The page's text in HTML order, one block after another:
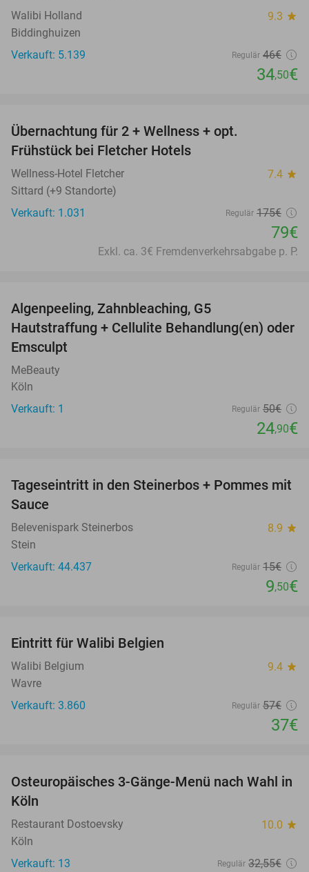
Walibi Holland 9.3 star
Biddinghuizen
Verkauft: 5.139
Regulär 46€
34,50€
Übernachtung für 2 + Wellness + opt.
Frühstück bei Fletcher Hotels
Wellness-Hotel Fletcher 7.4 star
Sittard (+9 Standorte)
Verkauft: 1.031
Regulär 175€
79€
Exkl. ca. 3€ Fremdenverkehrsabgabe p. P.
Algenpeeling, Zahnbleaching, G5
Hautstraffung + Cellulite Behandlung(en) oder
Emsculpt
MeBeauty
Köln
Verkauft: 1
Regulär 50€
24,90€
37%
Tageseintritt in den Steinerbos + Pommes mit
Sauce
Belevenispark Steinerbos 8.9 star
Stein
Verkauft: 44.437
Regulär 15€
9,50€
Eintritt für Walibi Belgien
Walibi Belgium 9.4 star
Wavre
Verkauft: 3.860
Regulär 57€
37€
42%
Osteuropäisches 3-Gänge-Menü nach Wahl in
Köln
Restaurant Dostoevsky 10.0 star
Köln
Verkauft: 13
Regulär 32,55€